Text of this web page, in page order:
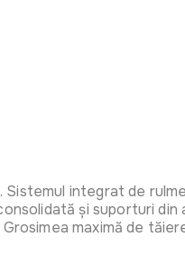
integrat de
și suporturi
maximă de